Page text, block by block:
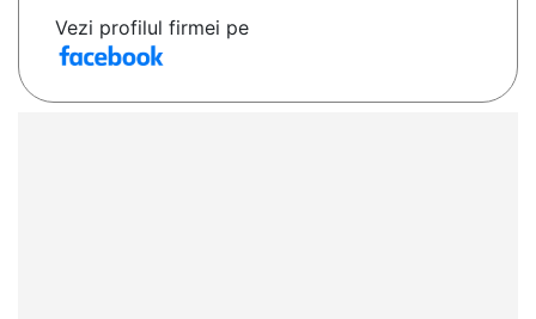
Vezi profilul firmei pe